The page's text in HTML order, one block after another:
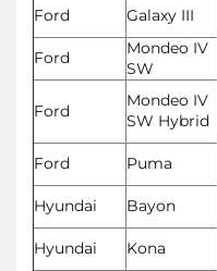
Ford
Galaxy III
Ford
Mondeo IV
SW
Ford
Mondeo IV
SW Hybrid
Ford
Puma
Hyundai
Bayon
Hyundai
Kona